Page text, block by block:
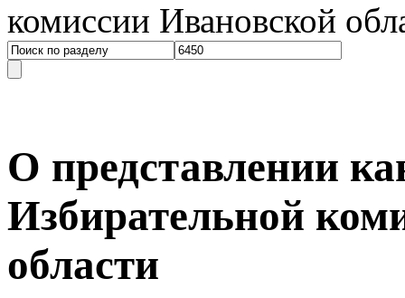
комиссии Ивановской
О представлении
Избирательной
области